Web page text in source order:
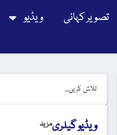
تصویر کہانی ویڈیو
ویڈیو گیلریمزید